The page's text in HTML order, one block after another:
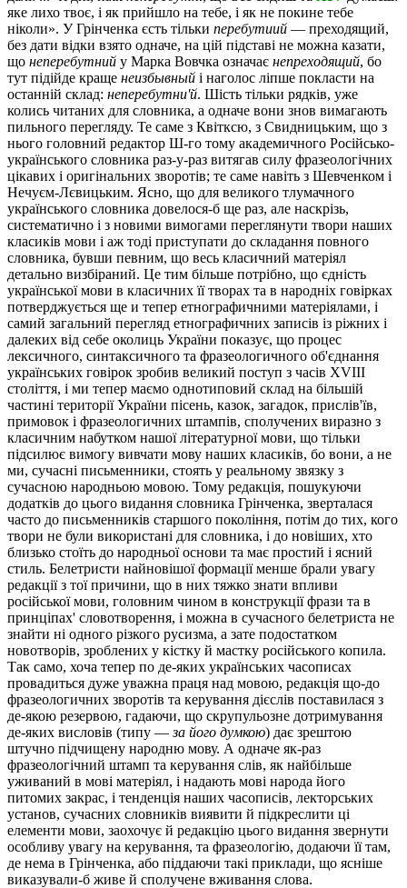
яке лихо твоє, і як прийшло на тебе, і як не покине тебе
ніколи». У Грінченка єсть тільки перебутиий — преходящий,
без дати відки взято одначе, на цій підставі не можна казати,
що неперебутний у Марка Вовчка означає непреходящий, бо
тут підійде краще неизбывный і наголос ліпше покласти на
останній склад: неперебутни'й. Шість тільки рядків, уже
колись читаних для словника, а одначе вони знов вимагають
пильного перегляду. Те саме з Квітксю, з Свидницьким, що з
нього головний редактор Ш-го тому академичного Російсько-
українського словника раз-у-раз витягав силу фразеологічних
цікавих і оригінальних зворотів; те саме навіть з Шевченком і
Нечуєм-Лєвицьким. Ясно, що для великого тлумачного
українського словника довелося-б ще раз, але наскрізь,
систематично і з новими вимогами переглянути твори наших
класиків мови і аж тоді приступати до складання повного
словника, бувши певним, що весь класичний матеріял
детально визбіраний. Це тим більше потрібно, що єдність
української мови в класичних її творах та в народніх говірках
потверджується ще и тепер етнографичними матеріялами, і
самий загальний перегляд етнографичних записів із ріжних і
далеких від себе околиць України показує, що процес
лексичного, синтаксичного та фразеологичного об'єднання
українських говірок зробив великий поступ з часів XVIII
століття, і ми тепер маємо однотиповий склад на більшій
частині території України пісень, казок, загадок, прислів'їв,
примовок і фразеологичних штампів, сполучених виразно з
класичним набутком нашої літературної мови, що тільки
підсилює вимогу вивчати мову наших класиків, бо вони, а не
ми, сучасні письменники, стоять у реальному звязку з
сучасною народньою мовою. Тому редакція, пошукуючи
додатків до цього видання словника Грінченка, зверталася
часто до письменників старшого покоління, потім до тих, кого
твори не були використані для словника, і до новіших, хто
близько стоїть до народньої основи та має простий і ясний
стиль. Белетристи найновішої формації менше брали увагу
редакції з тої причини, що в них тяжко знати впливи
російської мови, головним чином в конструкції фрази та в
принціпах' словотворення, і можна в сучасного белетриста не
знайти ні одного різкого русизма, а зате подостатком
новотворів, зроблених у кістку й мастку російського копила.
Так само, хоча тепер по де-яких українських часописах
провадиться дуже уважна праця над мовою, редакція що-до
фразеологичних зворотів та керування дієслів поставилася з
де-якою резервою, гадаючи, що скрупульозне дотримування
де-яких висловів (типу —за його думкою) дає зрештою
штучно підчищену народню мову. А одначе як-раз
фразеологічний штамп та керування слів, як найбільше
уживаний в мові матеріял, і надають мові народа його
питомих закрас, і тенденція наших часописів, лекторських
установ, сучасних словників виявити й підкреслити ці
елементи мови, заохочує й редакцію цього видання звернути
особливу увагу на керування, та фразеологію, додаючи її там,
де нема в Грінченка, або піддаючи такі приклади, що ясніше
виказували-б живе й сполучене вживання слова.